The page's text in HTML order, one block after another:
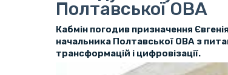
Полтавської ОВА
Кабмін погодив призначення
начальника Полтавської ОВА з
трансформацій і цифровізації.